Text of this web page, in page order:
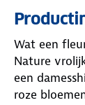
Wat een
Nature
een
roze